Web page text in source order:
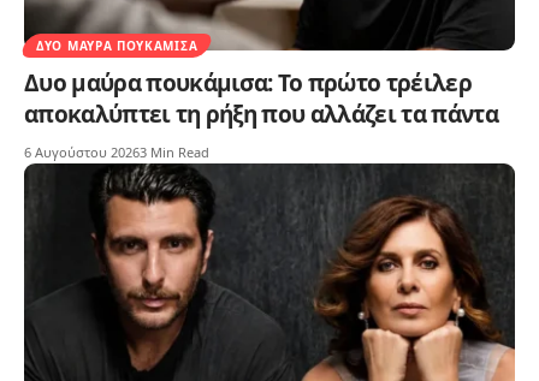
ΔΥΟ ΜΑΎΡΑ ΠΟΥΚΆΜΙΣΑ
Δυο μαύρα πουκάμισα: Το πρώτο τρέιλερ
αποκαλύπτει τη ρήξη που αλλάζει τα πάντα
6 Αυγούστου 20263 Min Read